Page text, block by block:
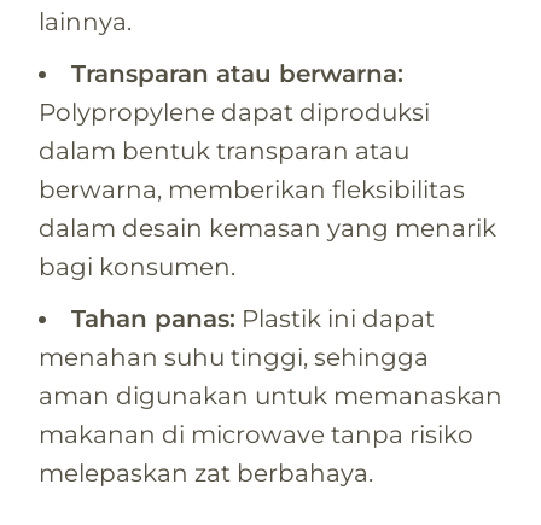
lainnya.
Transparan atau berwarna:
Polypropylene dapat diproduksi
dalam bentuk transparan atau
berwarna, memberikan fleksibilitas
dalam desain kemasan yang menarik
bagi konsumen.
Tahan panas: Plastik ini dapat
menahan suhu tinggi, sehingga
aman digunakan untuk memanaskan
makanan di microwave tanpa risiko
melepaskan zat berbahaya.